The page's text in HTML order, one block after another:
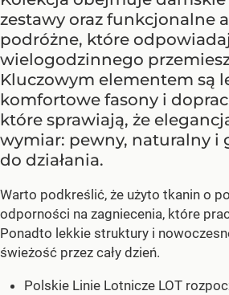
zestawy oraz funkcjonalne
podróżne, które
wielogodzinnego
Kluczowym elementem są
komfortowe fasony i
które sprawiają, że
wymiar: pewny, naturalny i
do działania.
Warto podkreślić, że użyto tkanin o
odporności na zagniecenia, które
Ponadto lekkie struktury i
świeżość przez cały dzień.
Polskie Linie Lotnicze LOT